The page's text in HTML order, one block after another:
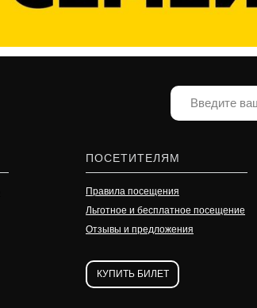
ПОСЕТИТЕЛЯМ
Правила посещения
Льготное и бесплатное посещение
Отзывы и предложения
КУПИТЬ БИЛЕТ